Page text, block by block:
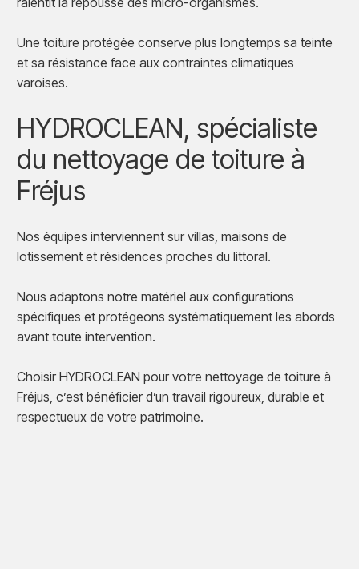
Une toiture protégée conserve plus longtemps sa teinte
et sa résistance face aux contraintes climatiques
varoises.
HYDROCLEAN, spécialiste
du nettoyage de toiture à
Fréjus
Nos équipes interviennent sur villas, maisons de
lotissement et résidences proches du littoral.
Nous adaptons notre matériel aux configurations
spécifiques et protégeons systématiquement les abords
avant toute intervention.
Choisir HYDROCLEAN pour votre nettoyage de toiture à
Fréjus, c’est bénéficier d’un travail rigoureux, durable et
respectueux de votre patrimoine.